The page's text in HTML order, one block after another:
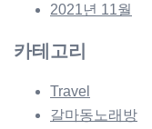
2021년 11월
카테고리
Travel
갈마동노래방